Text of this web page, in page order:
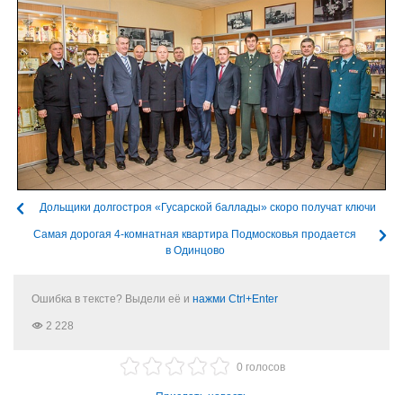
Дольщики долгостроя «Гусарской баллады» скоро получат ключи
Самая дорогая 4-комнатная квартира Подмосковья продается
в Одинцово
Ошибка в тексте? Выдели её и нажми Ctrl+Enter
2 228
0 голосов